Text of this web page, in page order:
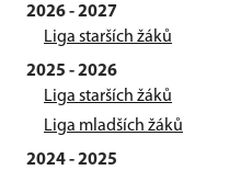
2026 - 2027
Liga starších žáků
2025 - 2026
Liga starších žáků
Liga mladších žáků
2024 - 2025